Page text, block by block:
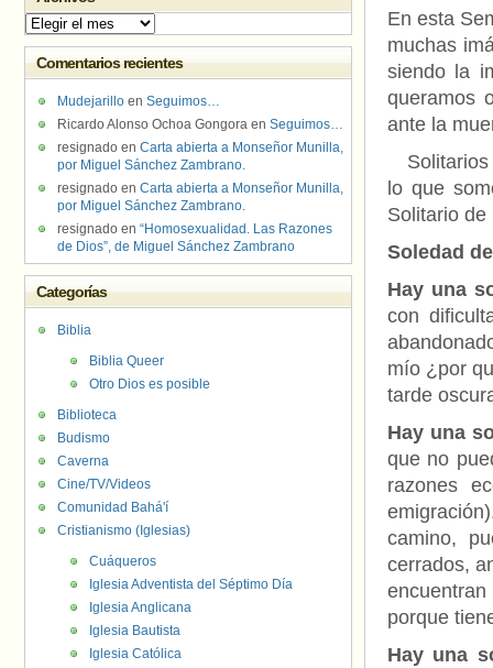
En esta
muchas
siendo la
queramos
ante la
Solitarios
lo que
Solitario de
Soledad
Hay una
con
mío ¿por
tarde
Hay una
que no
razones
camino,
cerrados,
porque
Hay una
Archivos
Comentarios recientes
Mudejarillo en Seguimos…
Ricardo Alonso Ochoa Gongora en Seguimos…
resignado en Carta abierta a Monseñor Munilla,
por Miguel Sánchez Zambrano.
resignado en Carta abierta a Monseñor Munilla,
por Miguel Sánchez Zambrano.
resignado en “Homosexualidad. Las Razones
de Dios”, de Miguel Sánchez Zambrano
Categorías
Biblia
Biblia Queer
Otro Dios es posible
Biblioteca
Budismo
Caverna
Cine/TV/Videos
Comunidad Bahá'í
Cristianismo (Iglesias)
Cuáqueros
Iglesia Adventista del Séptimo Día
Iglesia Anglicana
Iglesia Bautista
Iglesia Católica